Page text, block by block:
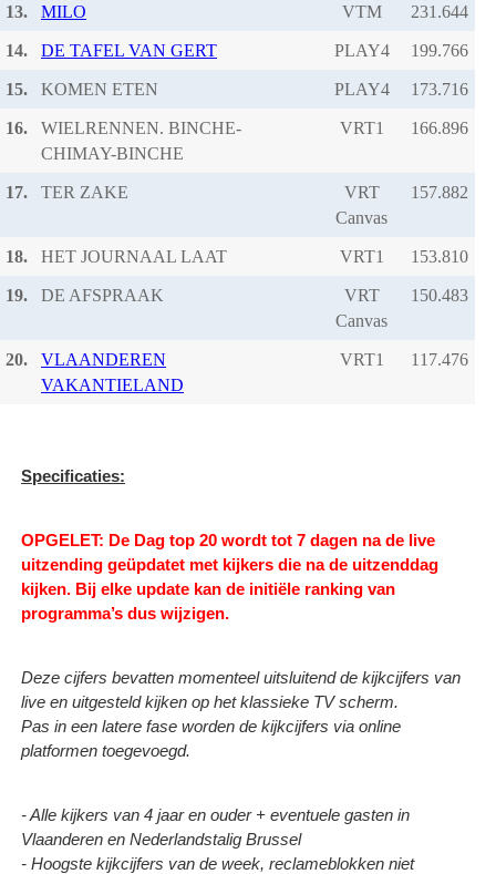
13. MILO VTM
14. DE TAFEL VAN GERT PLAY4
15. KOMEN ETEN PLAY4
16.
WIELRENNEN. BINCHE-
CHIMAY-BINCHE
VRT1
17. TER ZAKE
VRT
Canvas
18. HET JOURNAAL LAAT VRT1
19. DE AFSPRAAK
VRT
Canvas
20.
VLAANDEREN
VAKANTIELAND
VRT1
Specificaties:
OPGELET: De Dag top 20 wordt tot 7 dagen na de live
uitzending geüpdatet met kijkers die na de uitzenddag
kijken. Bij elke update kan de initiële ranking van
programma’s dus wijzigen.
Deze cijfers bevatten momenteel uitsluitend de kijkcijfers van
live en uitgesteld kijken op het klassieke TV scherm.
Pas in een latere fase worden de kijkcijfers via online
platformen toegevoegd.
- Alle kijkers van 4 jaar en ouder + eventuele gasten in
Vlaanderen en Nederlandstalig Brussel
- Hoogste kijkcijfers van de week, reclameblokken niet